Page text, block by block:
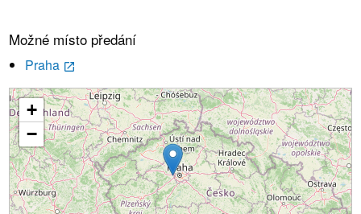
Možné místo předání
Praha launch
Načítání...
+
−